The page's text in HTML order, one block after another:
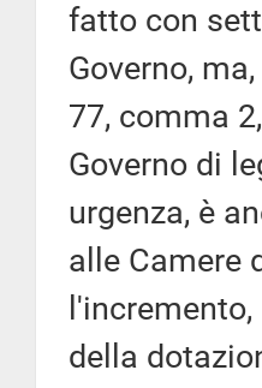
fatto con
Governo,
77, comma
Governo di
urgenza, è
alle Camere
della